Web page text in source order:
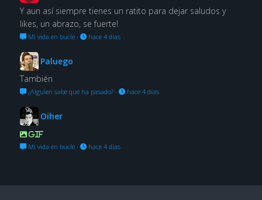
Y aun así siempre tienes un ratito para dejar saludos y
likes, un abrazo, se fuerte!
Mi vida en bucle· hace 4 días
Paluego
También
¿Alguien sabe qué ha pasado?· hace 4 días
Oiher
GIF
Mi vida en bucle· hace 4 días